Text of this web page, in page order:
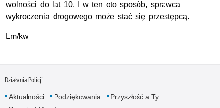
wolności do lat 10. I w ten oto sposób, sprawca
wykroczenia drogowego może stać się przestępcą.
Lm/kw
Działania Policji
Aktualności Podziękowania
Przyszłość a Ty